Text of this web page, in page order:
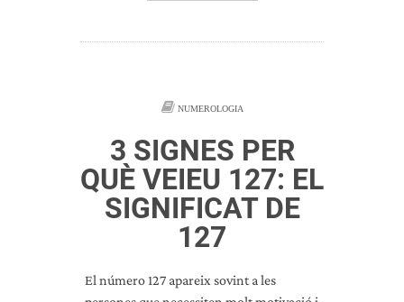
NUMEROLOGIA
3 SIGNES PER
QUÈ VEIEU 127: EL
SIGNIFICAT DE
127
El número 127 apareix sovint a les